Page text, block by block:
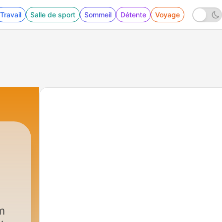
Travail Salle de sport Sommeil Détente Voyage